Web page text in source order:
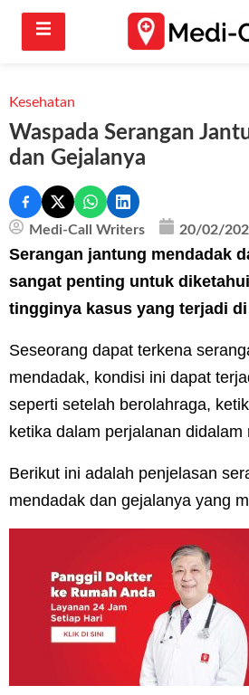
Kesehatan
Waspada Serangan
dan Gejalanya
Medi-Call Writers 20/02/
Serangan jantung mendadak
sangat penting untuk
tingginya kasus yang terjadi
Seseorang dapat terkena
mendadak, kondisi ini dapat
seperti setelah berolahraga,
ketika dalam perjalanan didalam
Berikut ini adalah penjelasan
mendadak dan gejalanya yang